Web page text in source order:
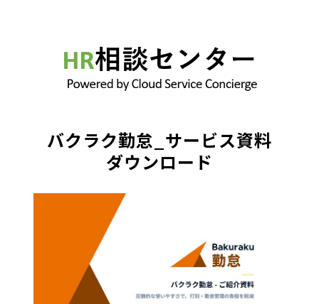
バクラク勤怠_サービス資料
ダウンロード